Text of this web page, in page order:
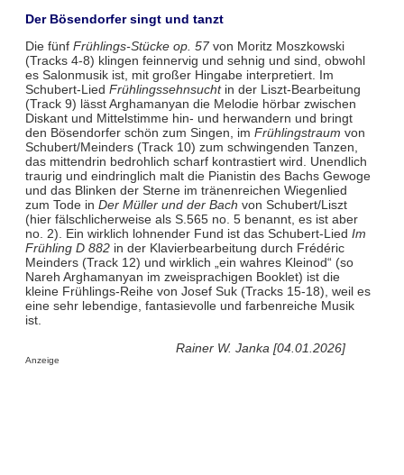
Der Bösendorfer singt und tanzt
Die fünf Frühlings-Stücke op. 57von Moritz Moszkowski
(Tracks 4-8) klingen feinnervig und sehnig und sind, obwohl
es Salonmusik ist, mit großer Hingabe interpretiert. Im
Schubert-Lied Frühlingssehnsuchtin der Liszt-Bearbeitung
(Track 9) lässt Arghamanyan die Melodie hörbar zwischen
Diskant und Mittelstimme hin- und herwandern und bringt
den Bösendorfer schön zum Singen, im Frühlingstraum von
Schubert/Meinders (Track 10) zum schwingenden Tanzen,
das mittendrin bedrohlich scharf kontrastiert wird. Unendlich
traurig und eindringlich malt die Pianistin des Bachs Gewoge
und das Blinken der Sterne im tränenreichen Wiegenlied
zum Tode in Der Müller und der Bach von Schubert/Liszt
(hier fälschlicherweise als S.565 no. 5 benannt, es ist aber
no. 2). Ein wirklich lohnender Fund ist das Schubert-Lied Im
Frühling D 882in der Klavierbearbeitung durch Frédéric
Meinders (Track 12) und wirklich „ein wahres Kleinod“ (so
Nareh Arghamanyan im zweisprachigen Booklet) ist die
kleine Frühlings-Reihe von Josef Suk (Tracks 15-18), weil es
eine sehr lebendige, fantasievolle und farbenreiche Musik
ist.
Rainer W. Janka [04.01.2026]
Anzeige